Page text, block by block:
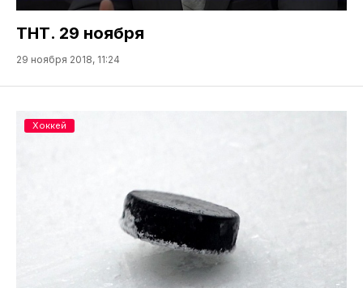
ТНТ. 29 ноября
29 ноября 2018, 11:24
Хоккей